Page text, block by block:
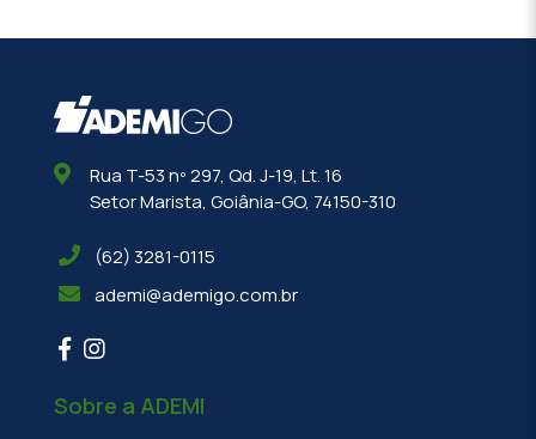
Rua T-53 nº 297, Qd. J-19, Lt. 16
Setor Marista, Goiânia-GO, 74150-310
(62) 3281-0115
ademi@ademigo.com.br
Sobre a ADEMI